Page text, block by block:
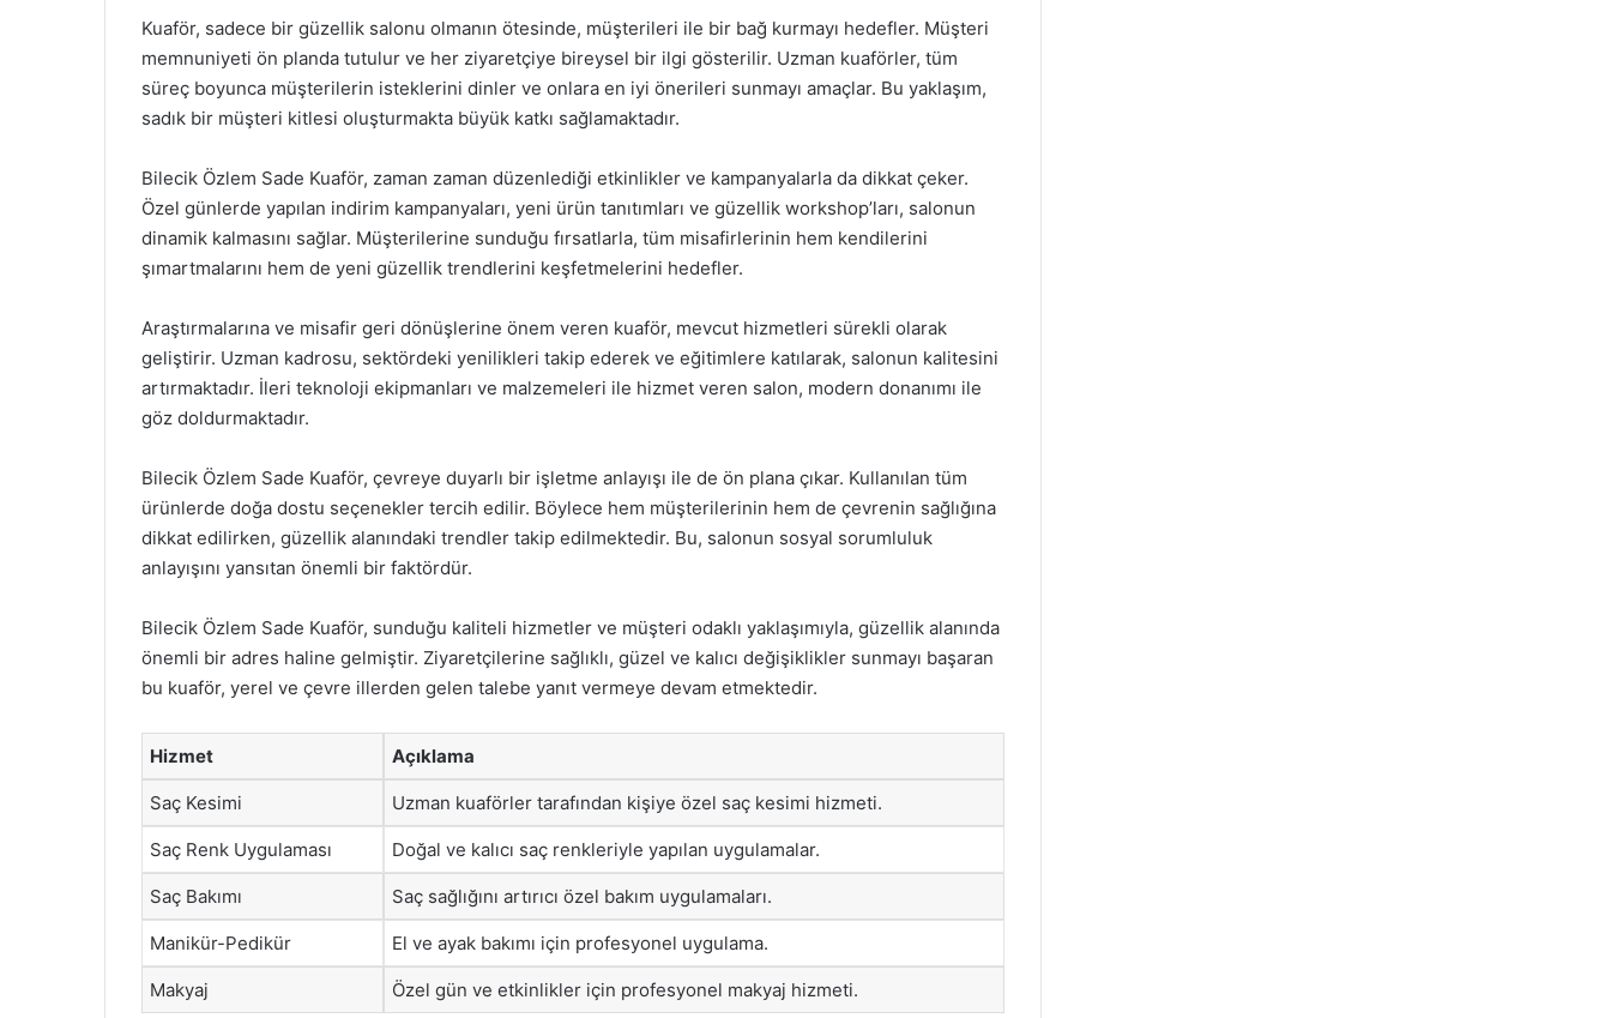
Kuaför, sadece bir güzellik salonu olmanın ötesinde, müşterileri ile bir bağ kurmayı hedefler. Müşteri
memnuniyeti ön planda tutulur ve her ziyaretçiye bireysel bir ilgi gösterilir. Uzman kuaförler, tüm
süreç boyunca müşterilerin isteklerini dinler ve onlara en iyi önerileri sunmayı amaçlar. Bu yaklaşım,
sadık bir müşteri kitlesi oluşturmakta büyük katkı sağlamaktadır.
Bilecik Özlem Sade Kuaför, zaman zaman düzenlediği etkinlikler ve kampanyalarla da dikkat çeker.
Özel günlerde yapılan indirim kampanyaları, yeni ürün tanıtımları ve güzellik workshop’ları, salonun
dinamik kalmasını sağlar. Müşterilerine sunduğu fırsatlarla, tüm misafirlerinin hem kendilerini
şımartmalarını hem de yeni güzellik trendlerini keşfetmelerini hedefler.
Araştırmalarına ve misafir geri dönüşlerine önem veren kuaför, mevcut hizmetleri sürekli olarak
geliştirir. Uzman kadrosu, sektördeki yenilikleri takip ederek ve eğitimlere katılarak, salonun kalitesini
artırmaktadır. İleri teknoloji ekipmanları ve malzemeleri ile hizmet veren salon, modern donanımı ile
göz doldurmaktadır.
Bilecik Özlem Sade Kuaför, çevreye duyarlı bir işletme anlayışı ile de ön plana çıkar. Kullanılan tüm
ürünlerde doğa dostu seçenekler tercih edilir. Böylece hem müşterilerinin hem de çevrenin sağlığına
dikkat edilirken, güzellik alanındaki trendler takip edilmektedir. Bu, salonun sosyal sorumluluk
anlayışını yansıtan önemli bir faktördür.
Bilecik Özlem Sade Kuaför, sunduğu kaliteli hizmetler ve müşteri odaklı yaklaşımıyla, güzellik alanında
önemli bir adres haline gelmiştir. Ziyaretçilerine sağlıklı, güzel ve kalıcı değişiklikler sunmayı başaran
bu kuaför, yerel ve çevre illerden gelen talebe yanıt vermeye devam etmektedir.
Hizmet Açıklama
Saç Kesimi Uzman kuaförler tarafından kişiye özel saç kesimi hizmeti.
Saç Renk Uygulaması Doğal ve kalıcı saç renkleriyle yapılan uygulamalar.
Saç Bakımı Saç sağlığını artırıcı özel bakım uygulamaları.
Manikür-Pedikür El ve ayak bakımı için profesyonel uygulama.
Makyaj Özel gün ve etkinlikler için profesyonel makyaj hizmeti.